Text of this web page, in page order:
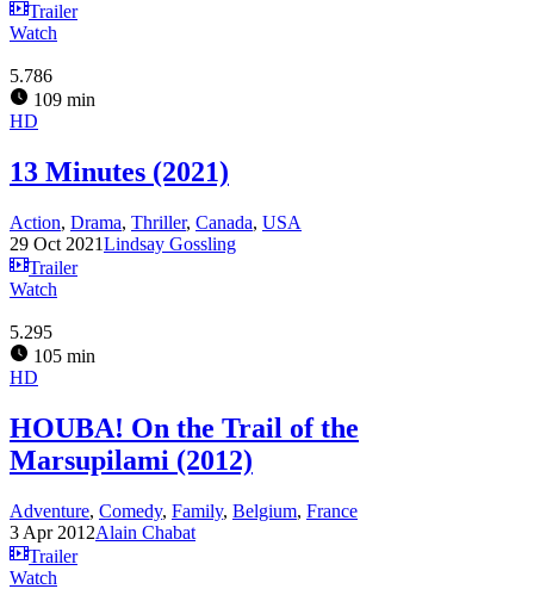
Trailer
Watch
5.786
109 min
HD
13 Minutes (2021)
Action, Drama, Thriller, Canada, USA
29 Oct 2021Lindsay Gossling
Trailer
Watch
5.295
105 min
HD
HOUBA! On the Trail of the
Marsupilami (2012)
Adventure, Comedy, Family, Belgium, France
3 Apr 2012Alain Chabat
Trailer
Watch